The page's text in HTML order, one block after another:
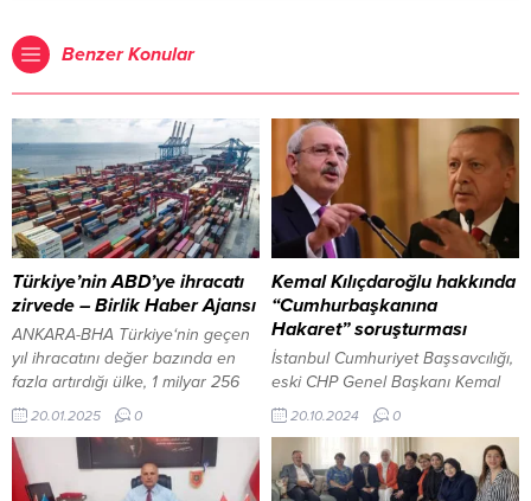
Benzer Konular
Türkiye’nin ABD’ye ihracatı
zirvede – Birlik Haber Ajansı
ANKARA-BHA Türkiye‘nin geçen
yıl ihracatını değer bazında en
fazla artırdığı ülke, 1 milyar 256
milyon dolarla ABD oldu. ABD’ye
yapılan toplam ihracat, 13,4
milyar doları aşarak dikkat çekti.
Türkiye, ABD’li şirketler için
20.01.2025 0
Kemal Kılıçdaroğlu hakkında
“Cumhurbaşkanına
Hakaret” soruşturması
İstanbul Cumhuriyet Başsavcılığı,
eski CHP Genel Başkanı Kemal
Kılıçdaroğlu hakkında
“Cumhurbaşkanına alenen
hakaret” suçlamasıyla
soruşturma başlattı. Soruşturma,
20.10.2024 0